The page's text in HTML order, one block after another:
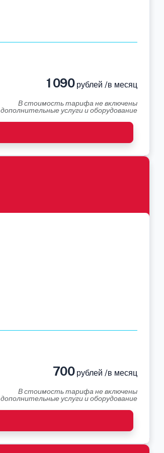
1 090рублей /в месяц
В стоимость тарифа не включены
дополнительные услуги и оборудование
700рублей /в месяц
В стоимость тарифа не включены
дополнительные услуги и оборудование